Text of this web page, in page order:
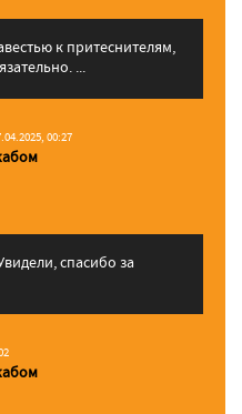
к притеснителям,
...
00:27
спасибо за